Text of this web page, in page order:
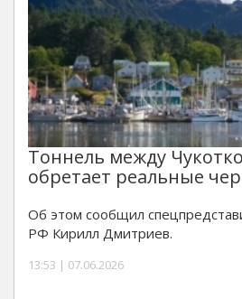
Тоннель между
обретает реальные
Об этом сообщил
РФ Кирилл Дмитриев.
13:53 | 07.06.2026